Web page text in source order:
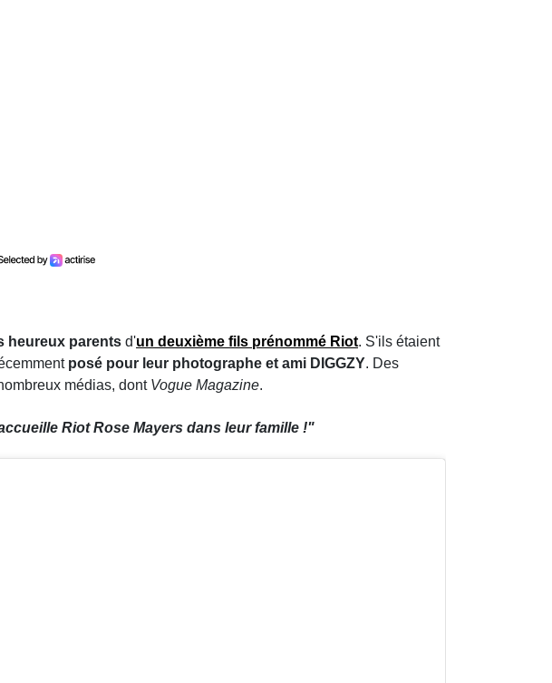
heureux parents d'un deuxième fils prénommé Riot. S'ils étaient
posé pour leur photographe et ami DIGGZY. Des
médias, dont Vogue Magazine.
Riot Rose Mayers dans leur famille !"